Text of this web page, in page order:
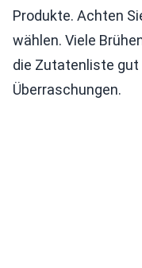
Produkte. Achten
wählen. Viele
die Zutatenliste gut
Überraschungen.